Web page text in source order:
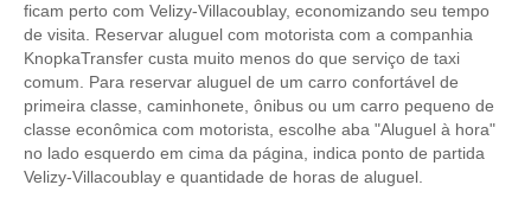
ficam perto com Velizy-Villacoublay, economizando seu tempo
de visita. Reservar aluguel com motorista com a companhia
KnopkaTransfer custa muito menos do que serviço de taxi
comum. Para reservar aluguel de um carro confortável de
primeira classe, caminhonete, ônibus ou um carro pequeno de
classe econômica com motorista, escolhe aba "Aluguel à hora"
no lado esquerdo em cima da página, indica ponto de partida
Velizy-Villacoublay e quantidade de horas de aluguel.